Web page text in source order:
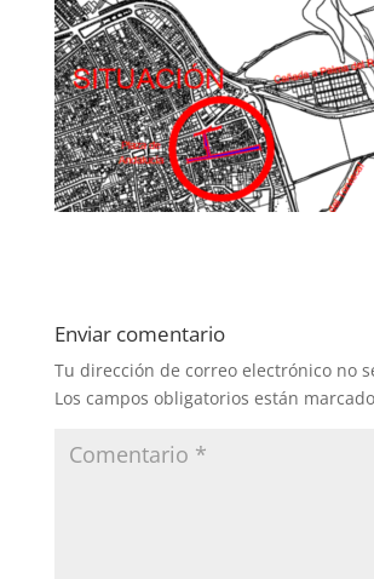
Enviar comentario
Tu dirección de correo electrónico no
Los campos obligatorios están